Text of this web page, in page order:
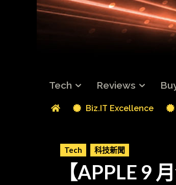
Tech Reviews
Biz.IT Excellence
Tech 科技新聞
【APPLE 9